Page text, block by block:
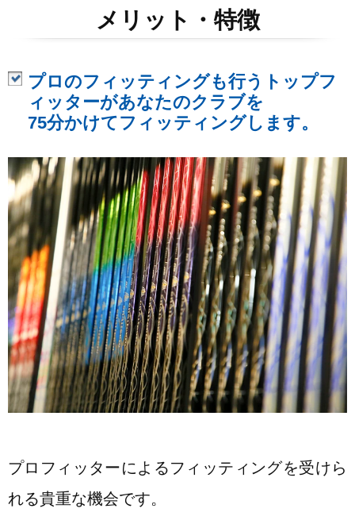
メリット・特徴
プロのフィッティングも行うトップフ
ィッターがあなたのクラブを
75分かけてフィッティングします。
プロフィッターによるフィッティングを受けら
れる貴重な機会です。